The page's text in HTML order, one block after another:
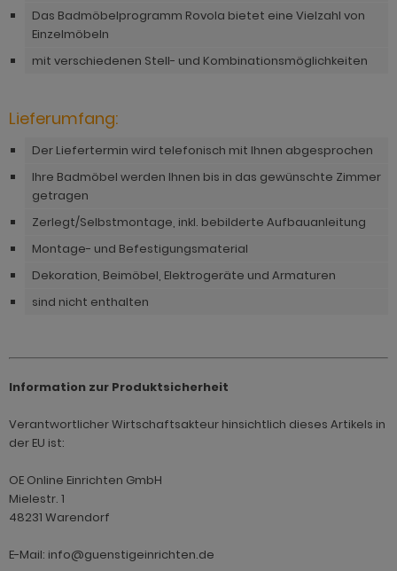
Das Badmöbelprogramm Rovola bietet eine Vielzahl von
Einzelmöbeln
mit verschiedenen Stell- und Kombinationsmöglichkeiten
Lieferumfang:
Der Liefertermin wird telefonisch mit Ihnen abgesprochen
Ihre Badmöbel werden Ihnen bis in das gewünschte Zimmer
getragen
Zerlegt/Selbstmontage, inkl. bebilderte Aufbauanleitung
Montage- und Befestigungsmaterial
Dekoration, Beimöbel, Elektrogeräte und Armaturen
sind nicht enthalten
Information zur Produktsicherheit
Verantwortlicher Wirtschaftsakteur hinsichtlich dieses Artikels in
der EU ist:
OE Online Einrichten GmbH
Mielestr. 1
48231 Warendorf
E-Mail: info@guenstigeinrichten.de
Tomaso
Ward